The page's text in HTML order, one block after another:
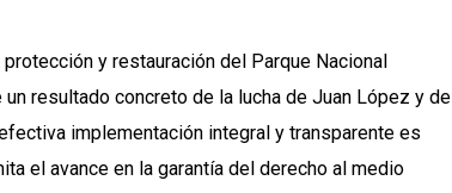
y restauración del Parque Nacional
resultado concreto de la lucha de Juan López y de
implementación integral y transparente es
el avance en la garantía del derecho al medio